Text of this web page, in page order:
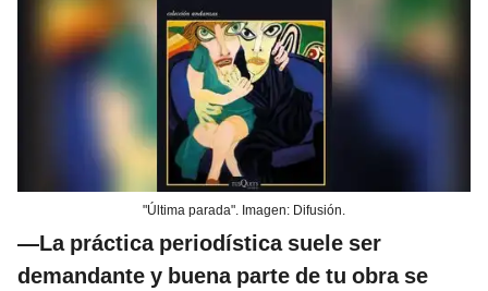
"Última parada". Imagen: Difusión.
—La práctica periodística suele ser
demandante y buena parte de tu obra se